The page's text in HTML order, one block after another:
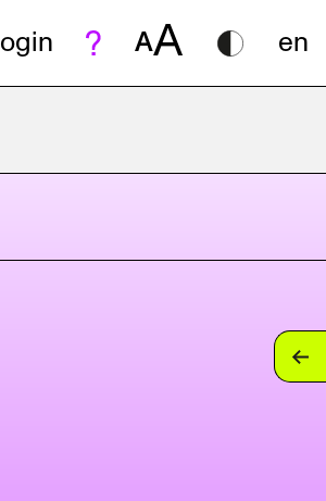
login AA en